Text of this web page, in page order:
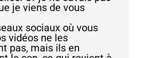
je viens de vous
sociaux où vous
vidéos ne les
pas, mais ils en